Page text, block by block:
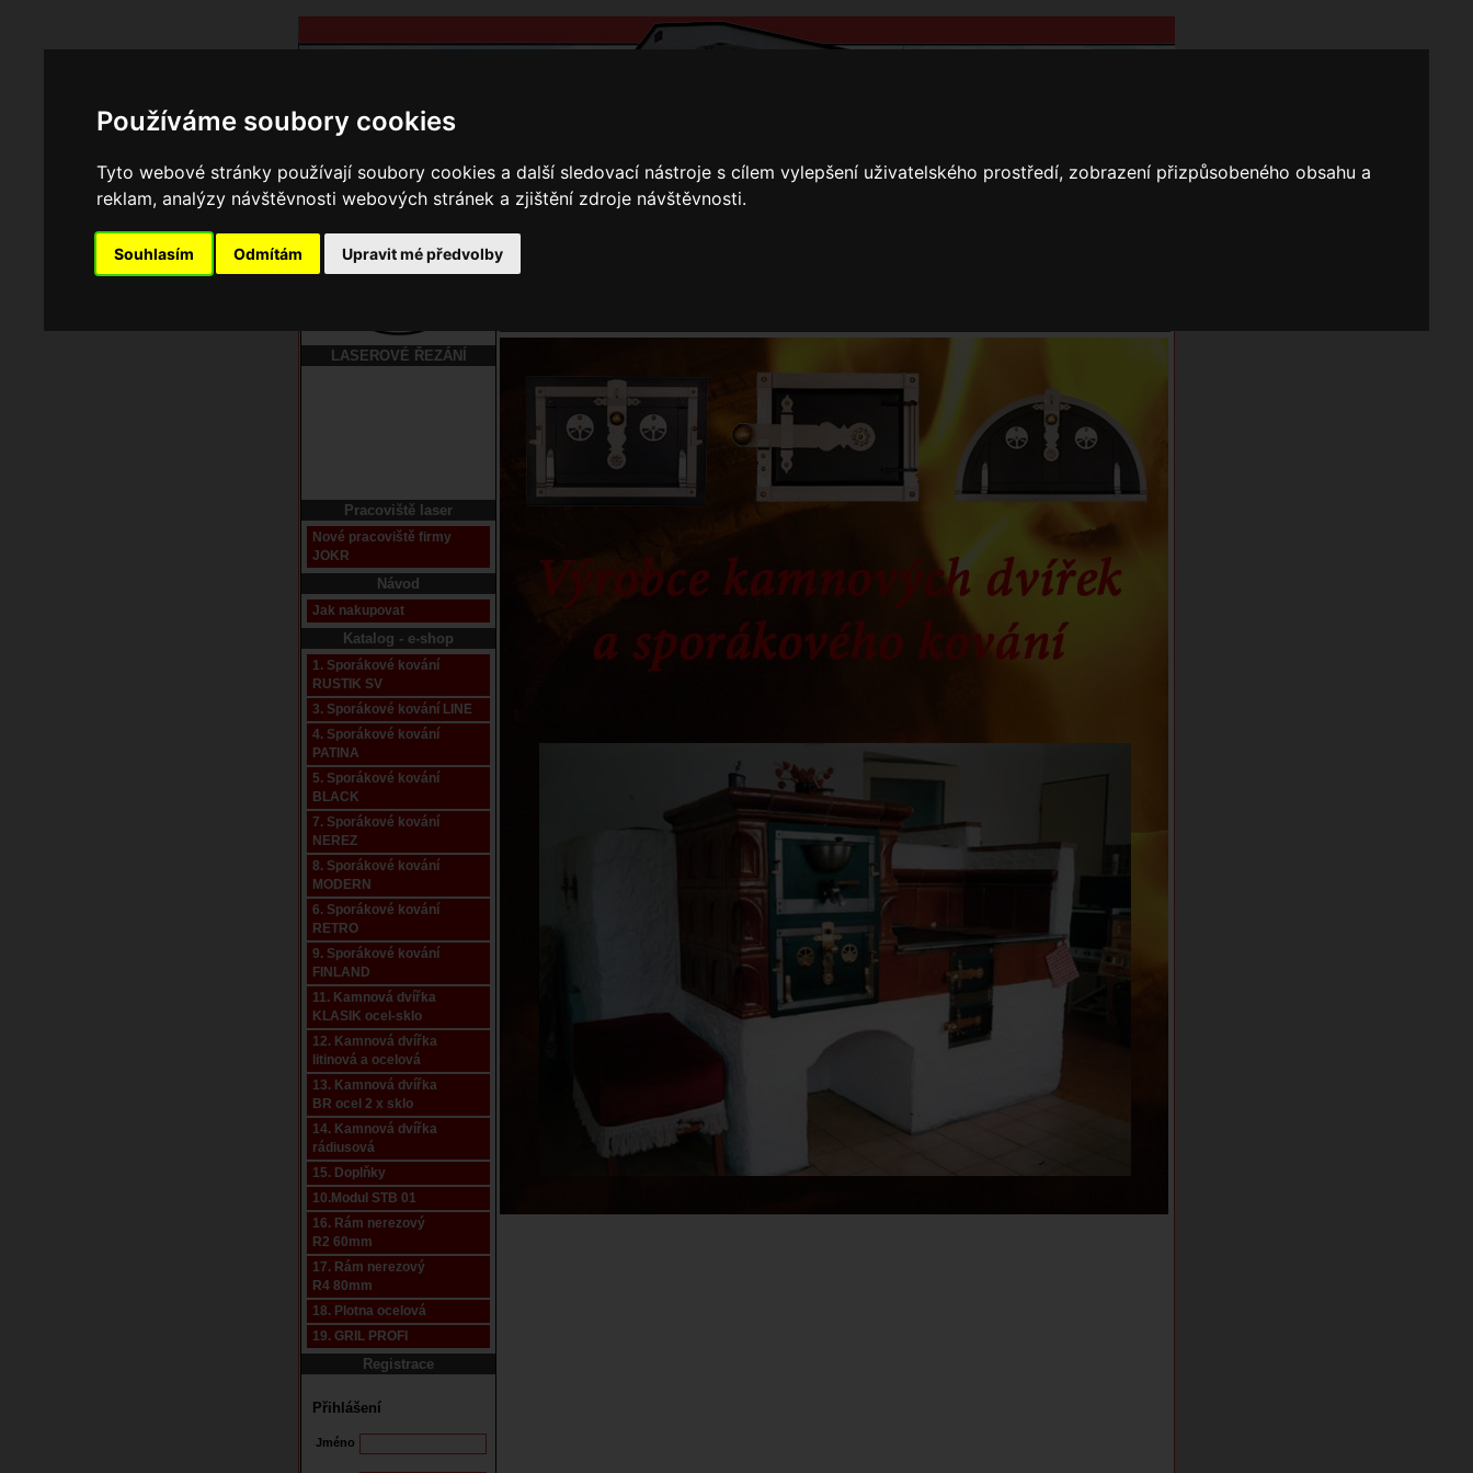
Používáme soubory cookies
Tyto webové stránky používají soubory cookies a další sledovací nástroje s cílem vylepšení uživatelského prostředí, zobrazení přizpůsobeného obsahu a
reklam, analýzy návštěvnosti webových stránek a zjištění zdroje návštěvnosti.
Souhlasím Odmítám Upravit mé předvolby
Domů Kontakty
LASEROVÉ ŘEZÁNÍ
Pracoviště laser
Nové pracoviště firmy
JOKR
Návod
Jak nakupovat
Katalog - e-shop
1. Sporákové kování
RUSTIK SV
3. Sporákové kování LINE
4. Sporákové kování
PATINA
5. Sporákové kování
BLACK
7. Sporákové kování
NEREZ
8. Sporákové kování
MODERN
6. Sporákové kování
RETRO
9. Sporákové kování
FINLAND
11. Kamnová dvířka
KLASIK ocel-sklo
12. Kamnová dvířka
litinová a ocelová
13. Kamnová dvířka
BR ocel 2 x sklo
14. Kamnová dvířka
rádiusová
15. Doplňky
10.Modul STB 01
16. Rám nerezový
R2 60mm
17. Rám nerezový
R4 80mm
18. Plotna ocelová
19. GRIL PROFI
Registrace
Přihlášení
Jméno